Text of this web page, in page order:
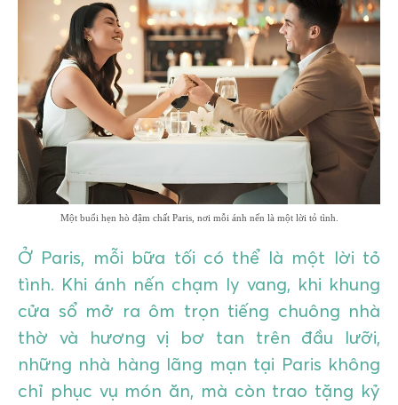
GIÁO DỤC
KỲ NGHỈ & ĐIỂM ĐẾN
QUÀ TẶNG & SỰ KIỆN
LIÊN HỆ
Một buổi hẹn hò đậm chất Paris, nơi mỗi ánh nến là một lời tỏ tình.
Ở Paris, mỗi bữa tối có thể là một lời tỏ
tình. Khi ánh nến chạm ly vang, khi khung
cửa sổ mở ra ôm trọn tiếng chuông nhà
thờ và hương vị bơ tan trên đầu lưỡi,
những nhà hàng lãng mạn tại Paris không
chỉ phục vụ món ăn, mà còn trao tặng kỷ